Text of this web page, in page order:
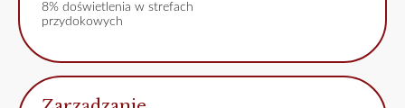
8% doświetlenia w strefach
przydokowych